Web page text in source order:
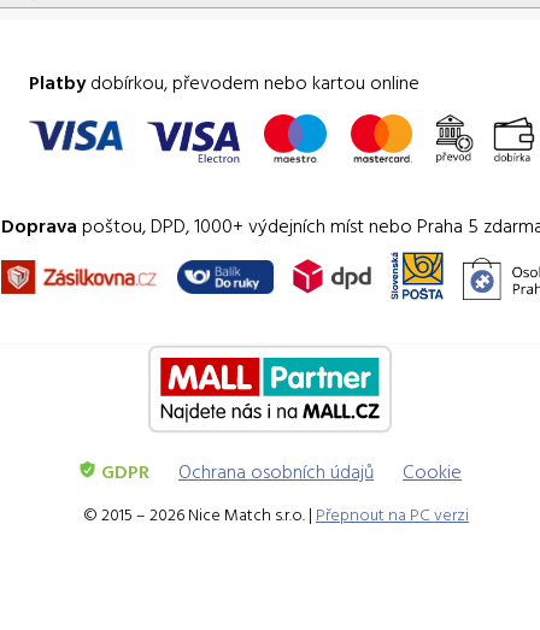
Platbydobírkou, převodem nebo kartou online
Doprava poštou, DPD, 1000+ výdejních míst nebo Praha 5
GDPR Ochrana osobních údajů Cookie
© 2015 – 2026 Nice Match s.r.o. | Přepnout na PC verzi